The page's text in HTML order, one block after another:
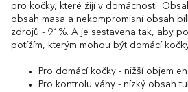
pro kočky, které žijí v domácnosti.
obsah masa a nekompromisní obsah
zdrojů - 91%. A je sestavena tak, aby
potížím, kterým mohou být domácí
Pro domácí kočky - nižší objem
Pro kontrolu váhy - nízký obsah